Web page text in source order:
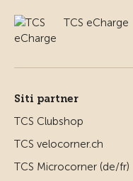
TCS eCharge
Siti partner
TCS Clubshop
TCS velocorner.ch
TCS Microcorner (de/fr)